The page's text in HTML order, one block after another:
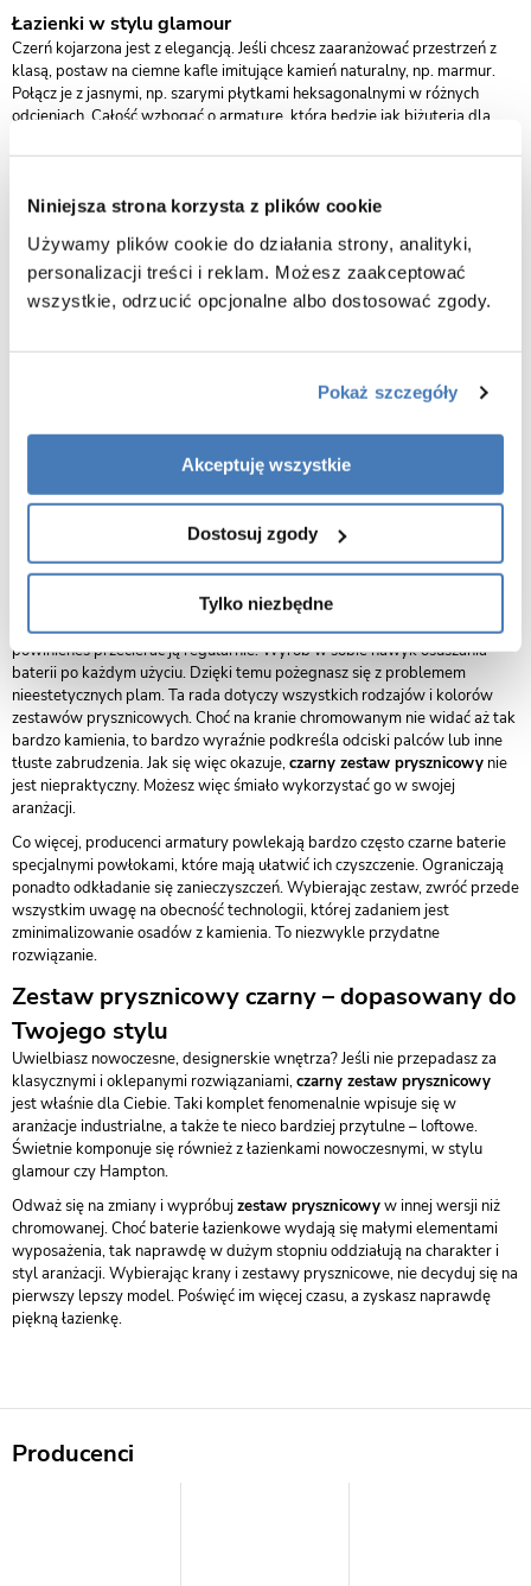
Niniejsza strona korzysta z plików cookie
Używamy plików cookie do działania strony, analityki,
personalizacji treści i reklam. Możesz zaakceptować
wszystkie, odrzucić opcjonalne albo dostosować zgody.
Pokaż szczegóły
Akceptuję wszystkie
Dostosuj zgody
Tylko niezbędne
Łazienki w stylu glamour
Czerń kojarzona jest z elegancją. Jeśli chcesz zaaranżować przestrzeń z
klasą, postaw na ciemne kafle imitujące kamień naturalny, np. marmur.
Połącz je z jasnymi, np. szarymi płytkami heksagonalnymi w różnych
odcieniach. Całość wzbogać o armaturę, która będzie jak biżuteria dla
pomieszczenia jeszcze kilka złotych elementów, np. lustra czy oprawy
Czarny zestaw prysznicowy – z jakimi
prysznicami komponuje się najlepiej?
Zestaw prysznicowy
warto dopasować przede wszystkim do kabiny
prysznicowej, w której zostanie umieszczony. Idealnym połączeniem jest
uwagę również elegancką kabinę z czarnymi szprosami.
Czarny zestaw dopasujesz ponadto do kabiny z przyciemnianymi
chromowanymi elementami. Czerń nie musi pojawić się w samej kabinie,
wystarczy, że będzie w pozostałej części łazienki. W ten sposób wciąż
uda Ci się stworzyć piękną i harmonijną aranżację.
Czy czarny zestaw prysznicowy jest
praktyczny?
Wiele osób obawia się wyboru czarnego zestawu prysznicowego ze
względu na jego kolor. Na ciemnej powierzchni zacieki z mydła i kamienia
są znacznie bardziej widoczne. Jeśli chcesz cieszyć się piękną armaturą,
powinieneś przecierać ją regularnie. Wyrób w sobie nawyk osuszania
baterii po każdym użyciu. Dzięki temu pożegnasz się z problemem
nieestetycznych plam. Ta rada dotyczy wszystkich rodzajów i kolorów
zestawów prysznicowych. Choć na kranie chromowanym nie widać aż tak
bardzo kamienia, to bardzo wyraźnie podkreśla odciski palców lub inne
tłuste zabrudzenia. Jak się więc okazuje,czarny zestaw prysznicowy nie
jest niepraktyczny. Możesz więc śmiało wykorzystać go w swojej
aranżacji.
Co więcej, producenci armatury powlekają bardzo często czarne baterie
specjalnymi powłokami, które mają ułatwić ich czyszczenie. Ograniczają
ponadto odkładanie się zanieczyszczeń. Wybierając zestaw, zwróć przede
wszystkim uwagę na obecność technologii, której zadaniem jest
zminimalizowanie osadów z kamienia. To niezwykle przydatne
rozwiązanie.
Zestaw prysznicowy czarny – dopasowany do
Twojego stylu
Uwielbiasz nowoczesne, designerskie wnętrza? Jeśli nie przepadasz za
klasycznymi i oklepanymi rozwiązaniami,czarny zestaw prysznicowy
jest właśnie dla Ciebie. Taki komplet fenomenalnie wpisuje się w
aranżacje industrialne, a także te nieco bardziej przytulne – loftowe.
Świetnie komponuje się również z łazienkami nowoczesnymi, w stylu
glamour czy Hampton.
Odważ się na zmiany i wypróbujzestaw prysznicowyw innej wersji niż
chromowanej. Choć baterie łazienkowe wydają się małymi elementami
wyposażenia, tak naprawdę w dużym stopniu oddziałują na charakter i
styl aranżacji. Wybierając krany i zestawy prysznicowe, nie decyduj się na
pierwszy lepszy model. Poświęć im więcej czasu, a zyskasz naprawdę
piękną łazienkę.
Producenci